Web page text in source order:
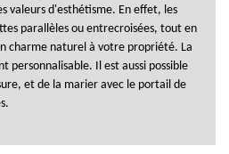
valeurs d'esthétisme. En effet, les
parallèles ou entrecroisées, tout en
charme naturel à votre propriété. La
personnalisable. Il est aussi possible
et de la marier avec le portail de